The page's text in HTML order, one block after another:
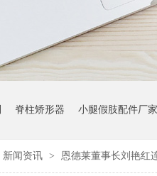
脊柱矫形器 小腿假肢配件厂家
新闻资讯 > 恩德莱董事长刘艳红